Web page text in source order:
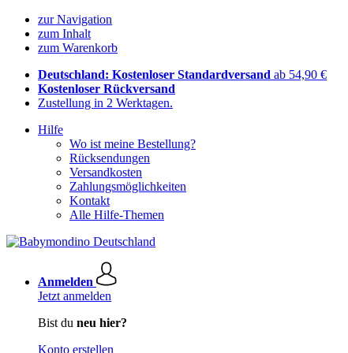
zur Navigation
zum Inhalt
zum Warenkorb
Deutschland: Kostenloser Standardversand ab 54,90 €
Kostenloser Rückversand
Zustellung in 2 Werktagen.
Hilfe
Wo ist meine Bestellung?
Rücksendungen
Versandkosten
Zahlungsmöglichkeiten
Kontakt
Alle Hilfe-Themen
Anmelden
Jetzt anmelden
Bist du neu hier?
Konto erstellen